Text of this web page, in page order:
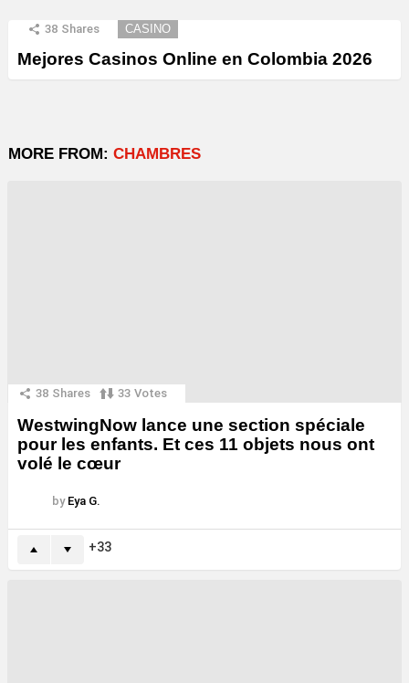
38 Shares CASINO
Mejores Casinos Online en Colombia 2026
MORE FROM: CHAMBRES
38 Shares 33 Votes
WestwingNow lance une section spéciale
pour les enfants. Et ces 11 objets nous ont
volé le cœur
by Eya G.
33